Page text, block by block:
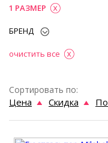
1 РАЗМЕР
БРЕНД
очистить все
Сортировать по:
Цена Скидка